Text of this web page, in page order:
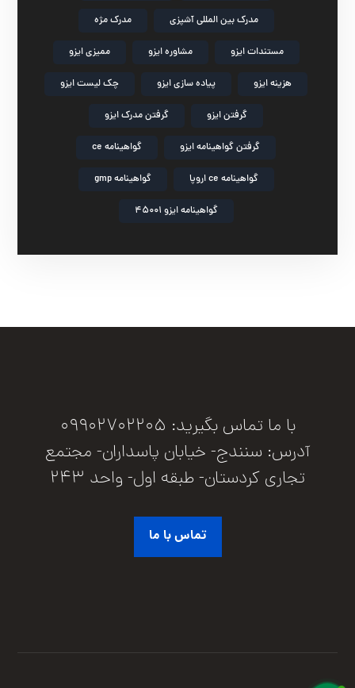
مدرک بین المللی آشپزی مدرک مژه
مستندات ایزو مشاوره ایزو ممیزی ایزو
هزینه ایزو پیاده سازی ایزو چک لیست ایزو
گرفتن ایزو گرفتن مدرک ایزو
گرفتن گواهینامه ایزو گواهینامه ce
گواهینامه ce اروپا گواهینامه gmp
گواهینامه ایزو 45001
با ما تماس بگیرید: 09902702205
آدرس: سنندج- خیابان پاسداران- مجتمع
تجاری کردستان- طبقه اول- واحد 243
تماس با ما